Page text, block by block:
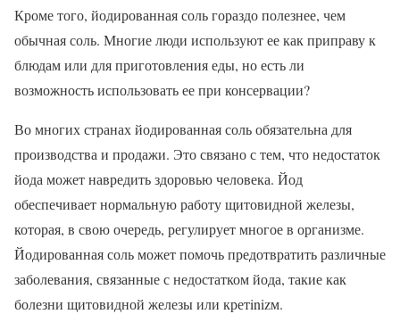
Кроме того, йодированная соль гораздо полезнее, чем
обычная соль. Многие люди используют ее как приправу к
блюдам или для приготовления еды, но есть ли
возможность использовать ее при консервации?
Во многих странах йодированная соль обязательна для
производства и продажи. Это связано с тем, что недостаток
йода может навредить здоровью человека. Йод
обеспечивает нормальную работу щитовидной железы,
которая, в свою очередь, регулирует многое в организме.
Йодированная соль может помочь предотвратить различные
заболевания, связанные с недостатком йода, такие как
болезни щитовидной железы или кретinizм.